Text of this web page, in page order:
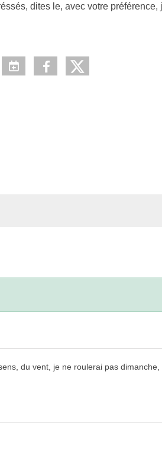
dites le, avec votre préférence,
du vent, je ne roulerai pas